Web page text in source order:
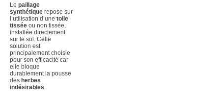
Le paillage
synthétique repose sur
l’utilisation d’une toile
tissée ou non tissée,
installée directement
sur le sol. Cette
solution est
principalement choisie
pour son efficacité car
elle bloque
durablement la pousse
des herbes
indésirables.